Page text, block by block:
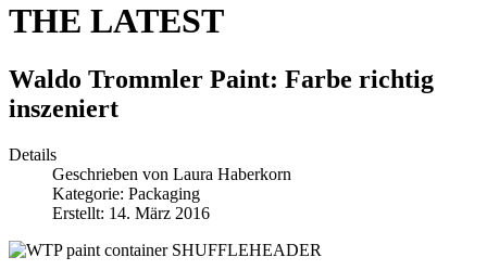
THE LATEST
Waldo Trommler Paint: Farbe richtig
inszeniert
Details
Geschrieben von Laura Haberkorn
Kategorie: Packaging
Erstellt: 14. März 2016